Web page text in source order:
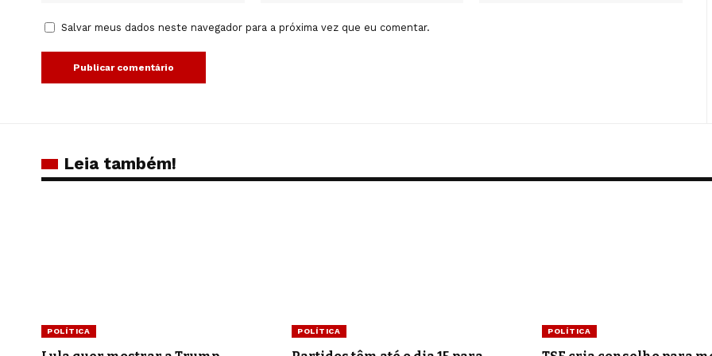
Salvar meus dados neste navegador para a próxima vez que eu comentar.
Leia também!
POLÍTICA POLÍTICA POLÍTICA